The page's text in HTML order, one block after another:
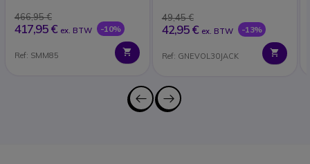
466,95 €
417,95 € ex. BTW -10%
Ref: SMM85
49,45 €
42,95 € ex. BTW -13%
Ref: GNEVOL30JACK